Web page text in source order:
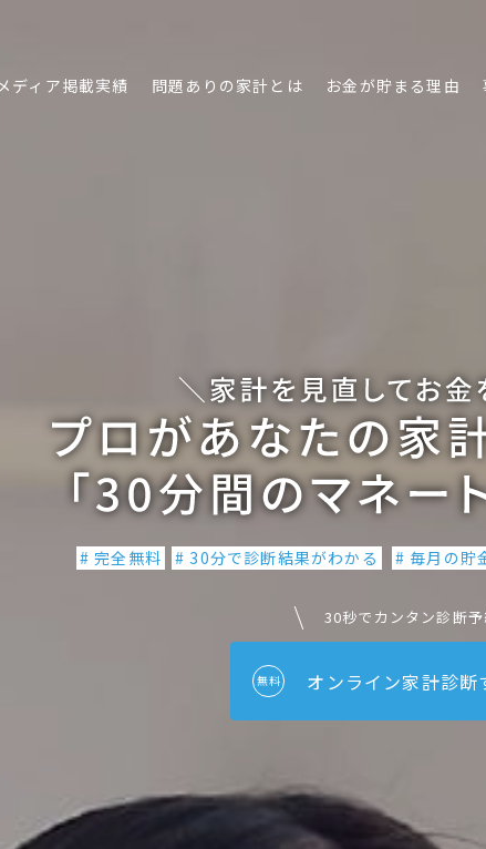
メディア掲載実績 問題ありの家計とは お金が貯まる理由
# 完全無料 # 30分で診断結果がわかる # 毎月の貯
30秒でカンタン診断
無料 オンライン家計診断